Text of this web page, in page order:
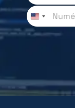
é
n
o
m
T
é
l
é
n
e
*